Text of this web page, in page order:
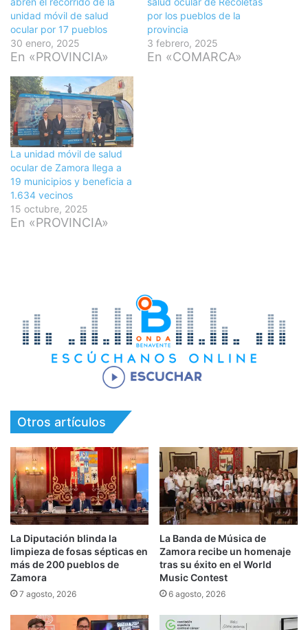
unidad móvil de salud
ocular por 17 pueblos
30 enero, 2025
En «PROVINCIA»
por los pueblos de la
provincia
3 febrero, 2025
En «COMARCA»
La unidad móvil de salud
ocular de Zamora llega a
19 municipios y beneficia a
1.634 vecinos
15 octubre, 2025
En «PROVINCIA»
Otros artículos
La Diputación blinda la
limpieza de fosas sépticas en
más de 200 pueblos de
Zamora
7 agosto, 2026
La Banda de Música de
Zamora recibe un homenaje
tras su éxito en el World
Music Contest
6 agosto, 2026